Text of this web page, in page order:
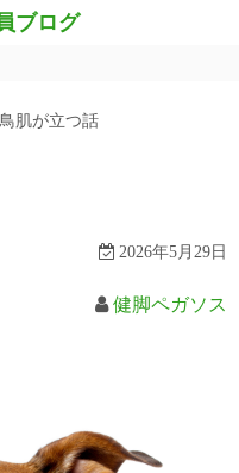
ブログ
鳥肌が立つ話
2026年5月29日
健脚ペガソス